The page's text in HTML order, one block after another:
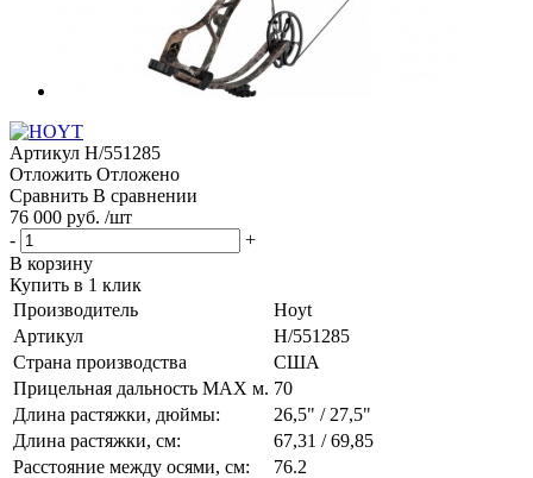
Артикул H/551285
Отложить Отложено
Сравнить В сравнении
76 000 руб. /шт
-
+
В корзину
Купить в 1 клик
Производитель
Hoyt
Артикул
H/551285
Страна производства
США
Прицельная дальность MAX м. 70
Длина растяжки, дюймы:
26,5" / 27,5"
Длина растяжки, cм:
67,31 / 69,85
Расстояние между осями, см:
76.2